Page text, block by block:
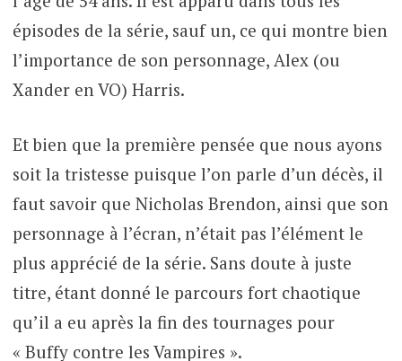
épisodes de la série, sauf un, ce qui montre bien
l’importance de son personnage, Alex (ou
Xander en VO) Harris.
Et bien que la première pensée que nous ayons
soit la tristesse puisque l’on parle d’un décès, il
faut savoir que Nicholas Brendon, ainsi que son
personnage à l’écran, n’était pas l’élément le
plus apprécié de la série. Sans doute à juste
titre, étant donné le parcours fort chaotique
qu’il a eu après la fin des tournages pour
« Buffy contre les Vampires ».